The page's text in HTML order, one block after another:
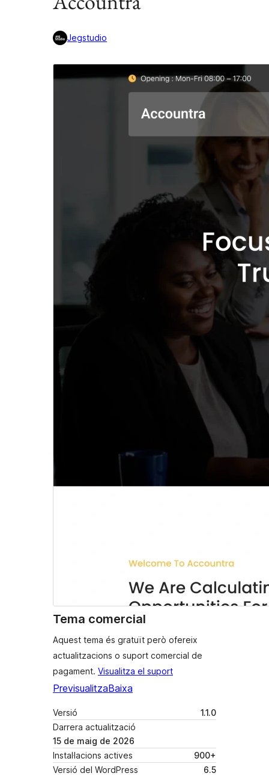
Jegstudio
Tema comercial
Aquest tema és gratuït però ofereix
actualitzacions o suport comercial de
pagament. Visualitza el suport
PrevisualitzaBaixa
Versió
1.1.0
Darrera actualització
15 de maig de 2026
Instal·lacions actives
900+
Versió del WordPress
6.5